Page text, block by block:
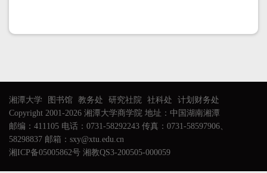
湘潭大学 图书馆 教务处 研究社院 社科处
计划财务处
Copyright 2001-2026 湘潭大学商学院 地址：中国湖南湘潭
邮编：411105 电话：0731-58292243 传真：0731-58597906、
58298837 邮箱：sxy@xtu.edu.cn
湘ICP备05005862号 湘教QS3-200505-000059